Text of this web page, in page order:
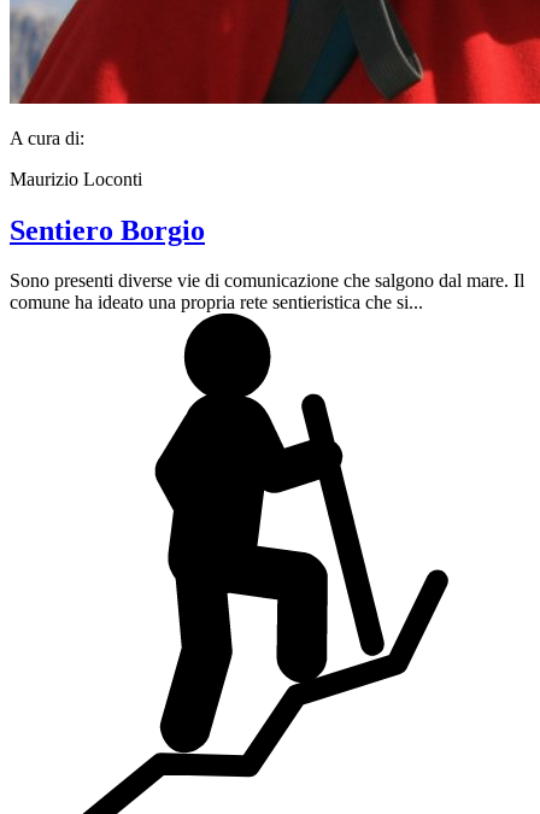
A cura di:
Maurizio Loconti
Sentiero Borgio
Sono presenti diverse vie di comunicazione che salgono dal mare. Il
comune ha ideato una propria rete sentieristica che si...